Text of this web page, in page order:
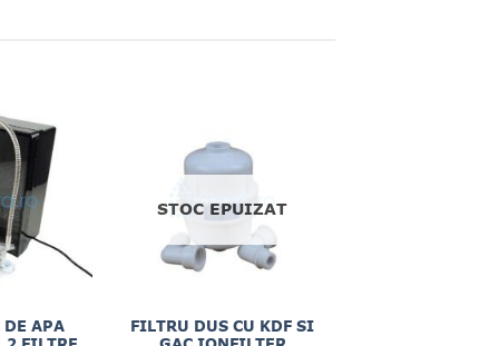
APA
STOC EPUIZAT
FILTRU DUS CU KDF SI